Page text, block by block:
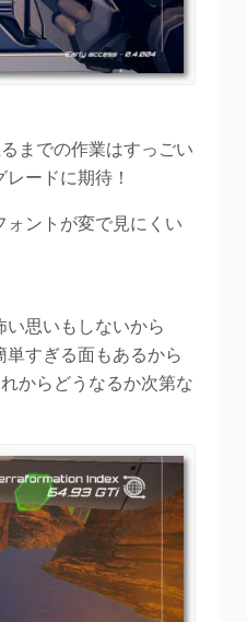
までの作業はすっごい
ードに期待！
ントが変で見にくい
思いもしないから
すぎる面もあるから
からどうなるか次第な